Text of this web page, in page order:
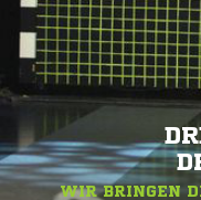
WIR BRINGEN